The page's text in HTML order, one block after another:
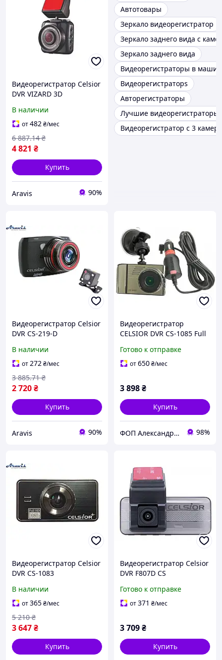
Видеорегистратор Celsior
DVR VIZARD 3D
В наличии
от482₴/мес
4 821 ₴
6 887.14 ₴
Купить
Aravis 90%
Автотовары
Зеркало видеорегистратор
Зеркало заднего вида с
Зеркало заднего вида
Видеорегистраторы в
Видеорегистраторs
Авторегистраторы
Лучшие видеорегистраторы
Видеорегистратор с 3
Видеорегистратор Celsior
DVR CS-219-D
В наличии
от272₴/мес
2 720₴
3 885.71 ₴
Купить
Aravis 90%
Видеорегистратор
CELSIOR DVR CS-1085 Full
Готово к отправке
от650₴/мес
3 898₴
Купить
ФОП Александрова Ірина Анатоліївна 98%
Видеорегистратор Celsior
DVR CS-1083
В наличии
от365₴/мес
3 647₴
5 210 ₴
Купить
Видеорегистратор Celsior
DVR F807D CS
Готово к отправке
от371 ₴/мес
3 709₴
Купить